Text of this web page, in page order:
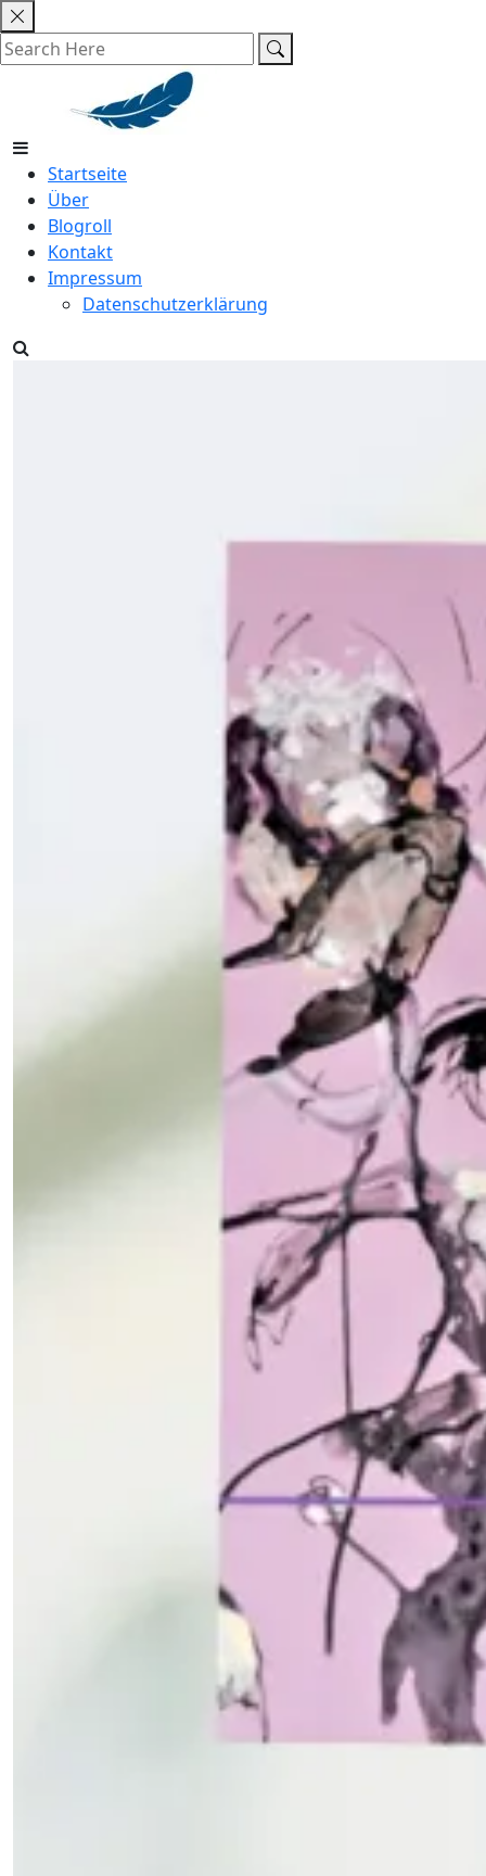
Skip
to
content
Startseite
Über
Blogroll
Kontakt
Impressum
Datenschutzerklärung